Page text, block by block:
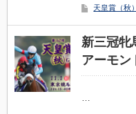
天皇賞（秋）
新三冠牝
アーモン
…